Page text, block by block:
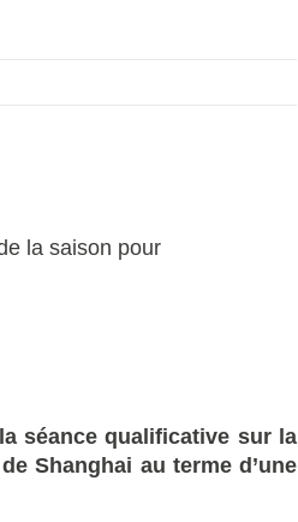
la saison pour
séance qualificative sur la
Shanghai au terme d’une